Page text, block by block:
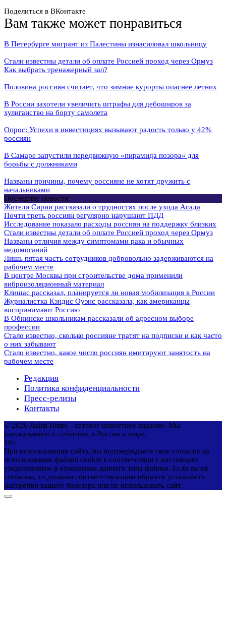
Поделиться в ВКонтакте
Вам также может понравиться
В Петербурге мигрант из Палестины изнасиловал школьницу
Стали известны детали об оплате Россией проход через Ормуз
Как выбрать тренажерный зал?
Половина россиян считает, что зимние курорты опаснее летних
В России захотели увеличить штрафы для дебоширов за
хулиганство на борту самолета
Опрос: Успехи в инвестициях вызывают радость только у 42%
россиян
В Самаре запустили передвижную «пирамида позора» для
борьбы с должниками
Названы причины, почему россияне не хотят дружить с
начальниками
Последние новости:
Жители Сирии рассказали о трудностях после ухода Асада
Почти треть россиян регулярно нарушают ПДД
Исследование показало расходы россиян на поддержку близких
Стали известны детали об оплате Россией проход через Ормуз
Названы отличия между симптомами рака и обычных
недомоганий
Лишь пятая часть сотрудников добровольно задерживаются на
рабочем месте
В центре Москвы при строительстве дома применили
виброизоляционный материал
Клишас рассказал, планируется ли новая мобилизация в России
Журналистка Кэндис Оуэнс рассказала, как американцы
воспринимают Россию
В Обнинске школьникам рассказали об адресном выборе
профессии
Стало известно, сколько россияне тратят на подписки и как часто
о них забывают
Стало известно, какое число россиян имитируют занятость на
рабочем месте
Редакция
Политика конфиденциальности
Пресс-релизы
Контакты
© 2026 Лайф Инфо - сетевое новостное издание. Мы
рассказываем о событиях в России и мире.
18+
При использовании сайта, вы подтверждаете свое согласие на
использование файлов cookie в соответствии с настоящим
уведомлением в отношении данного типа файлов. Если вы не
согласны, то должны соответствующим образом установить
настройки вашего браузера или не использовать сайт.